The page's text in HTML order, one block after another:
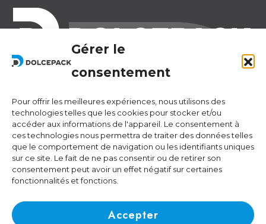
Gérer le
consentement
Pour offrir les meilleures expériences, nous utilisons des
technologies telles que les cookies pour stocker et/ou
accéder aux informations de l'appareil. Le consentement à
ces technologies nous permettra de traiter des données telles
que le comportement de navigation ou les identifiants uniques
sur ce site. Le fait de ne pas consentir ou de retirer son
consentement peut avoir un effet négatif sur certaines
fonctionnalités et fonctions.
Accepter
Legal Offices
6966 Lugano Switzerland
Operational Offices
Via Sceresa 5
6805 Mezzovico Switzerland
Contacts
idea@dolcepack.com